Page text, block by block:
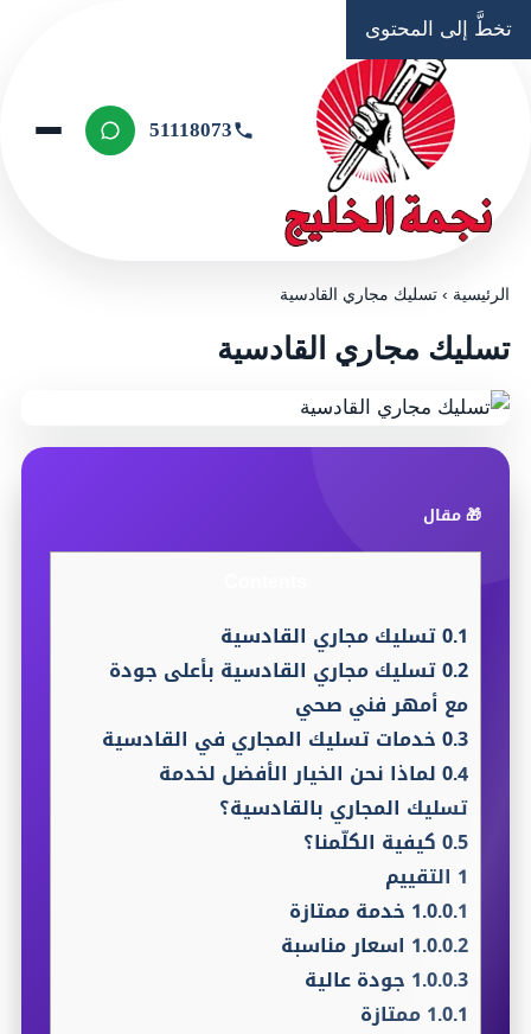
تخطَّ إلى المحتوى
51118073
الرئيسية ›تسليك مجاري القادسية
تسليك مجاري القادسية
🎁 مقال
0.1تسليك مجاري القادسية
0.2تسليك مجاري القادسية بأعلى جودة
مع أمهر فني صحي
0.3خدمات تسليك المجاري في القادسية
0.4لماذا نحن الخيار الأفضل لخدمة
تسليك المجاري بالقادسية؟
0.5كيفية الكلّمنا؟
1 التقييم
1.0.0.1 خدمة ممتازة
1.0.0.2 اسعار مناسبة
1.0.0.3 جودة عالية
1.0.1ممتازة